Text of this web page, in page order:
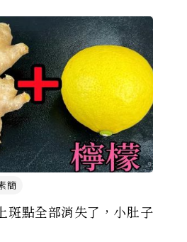
的 ...
斑點全部消失了，小肚子
簡